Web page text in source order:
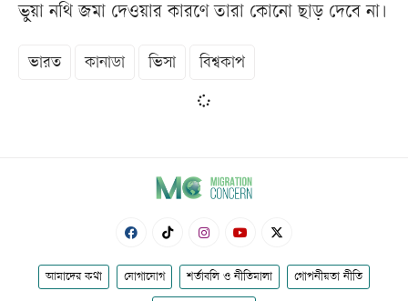
ভুয়া নথি জমা দেওয়ার কারণে তারা কোনো ছাড় দেবে না।
ভারত কানাডা ভিসা বিশ্বকাপ
আমাদের কথা যোগাযোগ শর্তাবলি ও নীতিমালা গোপনীয়তা নীতি